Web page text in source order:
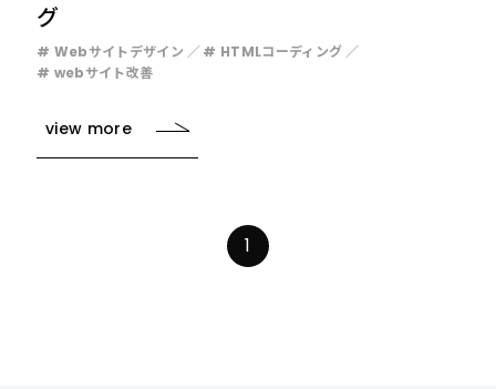
グ
# Webサイトデザイン
# HTMLコーディング
# webサイト改善
view more
1